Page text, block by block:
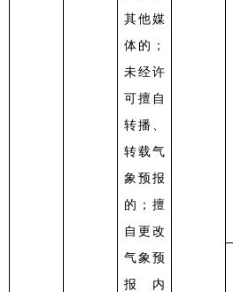
其他媒
体的；
未经许
可擅自
转播、
转载气
象预报
的；擅
自更改
气象预
报内